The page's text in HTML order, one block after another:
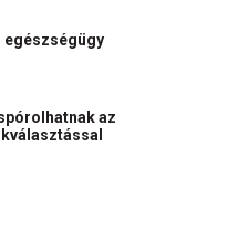
egészségügy
az